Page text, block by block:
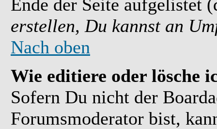
Ende der Seite aufgelistet
erstellen, Du kannst an
Nach oben
Wie editiere oder lösche
Sofern Du nicht der
Forumsmoderator bist,